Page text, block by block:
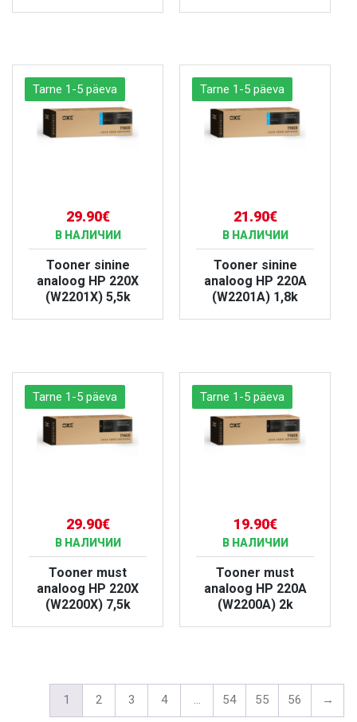
Tarne 1-5 päeva
29.90€
В НАЛИЧИИ
Tooner sinine
analoog HP 220X
(W2201X) 5,5k
Tarne 1-5 päeva
21.90€
В НАЛИЧИИ
Tooner sinine
analoog HP 220A
(W2201A) 1,8k
Tarne 1-5 päeva
29.90€
В НАЛИЧИИ
Tooner must
analoog HP 220X
(W2200X) 7,5k
Tarne 1-5 päeva
19.90€
В НАЛИЧИИ
Tooner must
analoog HP 220A
(W2200A) 2k
1 2 3 4 … 54 55 56 →